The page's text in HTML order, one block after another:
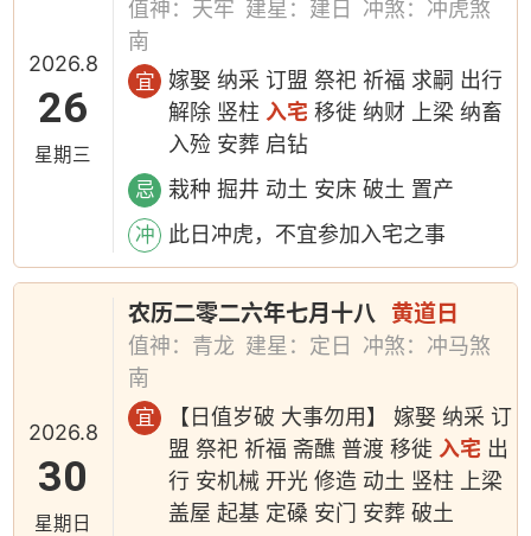
2026.8
26
星期三
值神：天牢 建星：建日
冲煞：冲虎煞
南
宜
嫁娶 纳采 订盟 祭祀 祈福 求嗣 出行
解除 竖柱入宅 移徙 纳财 上梁 纳畜
入殓 安葬 启钻
忌 栽种 掘井 动土 安床 破土 置产
冲 此日冲虎，不宜参加入宅之事
2026.8
30
星期日
农历二零二六年七月十八 黄道日
值神：青龙 建星：定日
冲煞：冲马煞
南
宜
【日值岁破 大事勿用】 嫁娶 纳采 订
盟 祭祀 祈福 斋醮 普渡 移徙 入宅 出
行 安机械 开光 修造 动土 竖柱 上梁
盖屋 起基 定磉 安门 安葬 破土